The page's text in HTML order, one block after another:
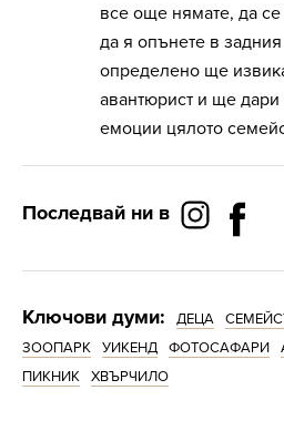
все още нямате, да се
да я опънете в
определено ще
авантюрист и ще дари
емоции цялото
Последвай ни в
Ключови думи: ДЕЦА
ЗООПАРК
УИКЕНД ФОТОСАФАРИ
ПИКНИК
ХВЪРЧИЛО